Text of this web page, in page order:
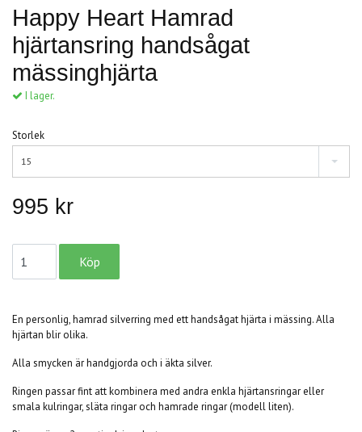
Happy Heart Hamrad
hjärtansring handsågat
mässinghjärta
I lager.
Storlek
15
995 kr
En personlig, hamrad silverring med ett handsågat hjärta i mässing. Alla
hjärtan blir olika.
Alla smycken är handgjorda och i äkta silver.
Ringen passar fint att kombinera med andra enkla hjärtansringar eller
smala kulringar, släta ringar och hamrade ringar (modell liten).